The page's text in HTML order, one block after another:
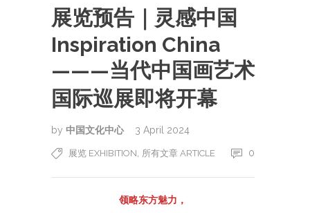
展览预告｜灵感中国
Inspiration China
———当代中国画艺术
国际巡展即将开幕
by 中国文化中心 3 April 2024
展览 EXHIBITION 所有文章 ARTICLE 0
领略东方魅力，